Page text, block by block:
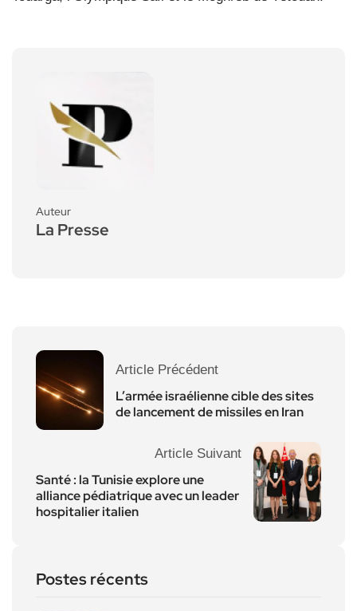
Auteur
La Presse
Article Précédent
L’armée israélienne cible des sites
de lancement de missiles en Iran
Article Suivant
Santé : la Tunisie explore une
alliance pédiatrique avec un leader
hospitalier italien
Postes récents